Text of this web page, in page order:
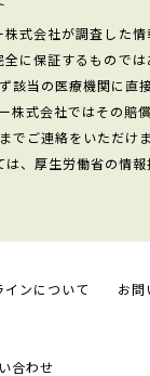
式会社が調査した情
に保証するものでは
当の医療機関に直
式会社ではその賠
ご連絡をいただけ
、厚生労働省の情報
ンについて お問
合わせ